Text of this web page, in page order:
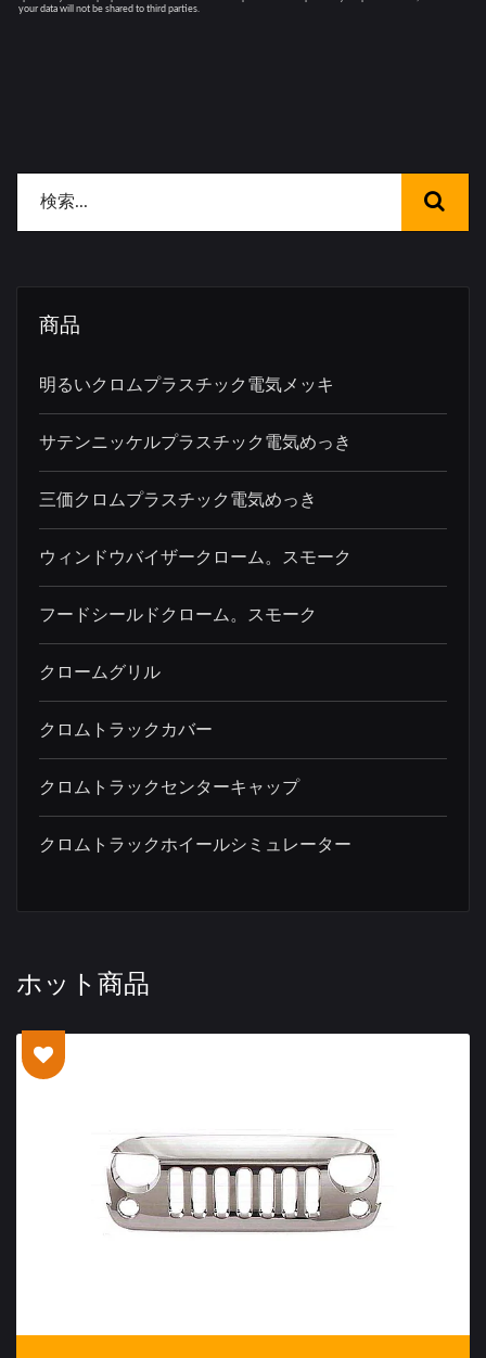
商品
明るいクロムプラスチック電気メッキ
サテンニッケルプラスチック電気めっき
三価クロムプラスチック電気めっき
ウィンドウバイザークローム。スモーク
フードシールドクローム。スモーク
クロームグリル
クロムトラックカバー
クロムトラックセンターキャップ
クロムトラックホイールシミュレーター
ホット商品